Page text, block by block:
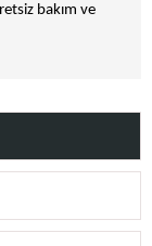
bakım ve